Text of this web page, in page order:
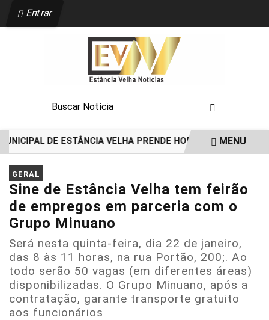
Entrar
DE ESTÂNCIA VELHA PRENDE HOMEM POR
EM ALTA
MENU
GERAL
Sine de Estância Velha tem feirão
de empregos em parceria com o
Grupo Minuano
Será nesta quinta-feira, dia 22 de janeiro,
das 8 às 11 horas, na rua Portão, 200;. Ao
todo serão 50 vagas (em diferentes áreas)
disponibilizadas. O Grupo Minuano, após a
contratação, garante transporte gratuito
aos funcionários